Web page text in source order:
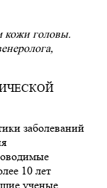
кожи головы.
заболеваний
10 лет
ученые